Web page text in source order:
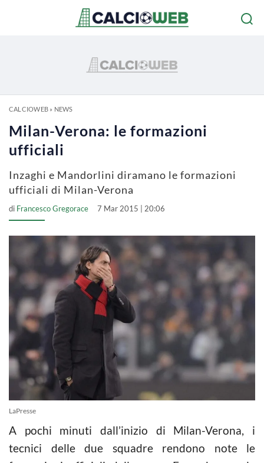
CALCIOWEB» NEWS
Milan-Verona: le formazioni
ufficiali
Inzaghi e Mandorlini diramano le formazioni
ufficiali di Milan-Verona
di Francesco Gregorace 7 Mar 2015 | 20:06
LaPresse
A pochi minuti dall’inizio di Milan-Verona, i
tecnici delle due squadre rendono note le